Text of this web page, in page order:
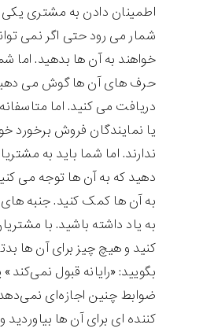
اطمینان دادن به مشتری یکی
شمار می رود حتی اگر نمی
خواهند به آن ها بدهید. اما
حرف های آن ها گوش می
دریافت می کنید. اما
یا نمایندگان فروش برخورد
ندارند. اما شما باید به
دهید که به آن ها توجه می
به آن ها کمک کنید. جنبه های
به یاد داشته باشید. با
کنید و هیچ چیز برای آن ها
بگویید: «رایانه قبول
ضوابط چنین اجازه‌ای
کننده ای برای آن ها بیاوردید